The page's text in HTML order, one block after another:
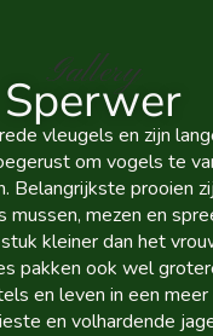
Gallery
Sperwer
vleugels en zijn
om vogels te
Belangrijkste prooien
mussen, mezen en
kleiner dan het
pakken ook wel
en leven in een
en volhardende